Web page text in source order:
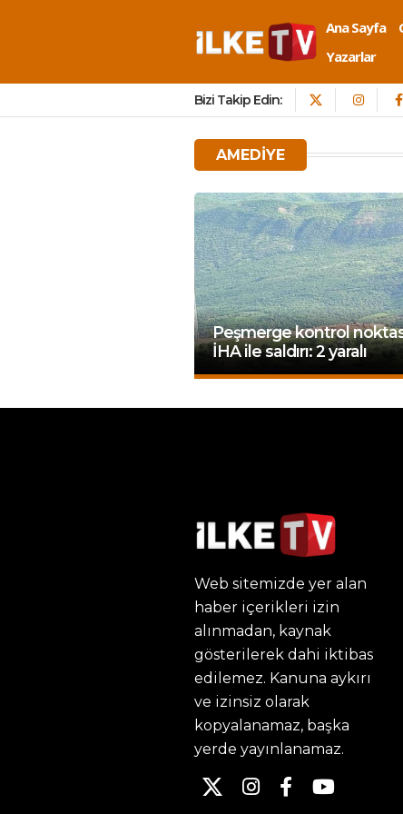
Ana Sayfa
Yazarlar
Bizi Takip Edin:
AMEDIYE
Peşmerge kontrol
İHA ile saldırı: 2 yaralı
Web sitemizde yer alan
haber içerikleri izin
alınmadan, kaynak
gösterilerek dahi iktibas
edilemez. Kanuna aykırı
ve izinsiz olarak
kopyalanamaz, başka
yerde yayınlanamaz.